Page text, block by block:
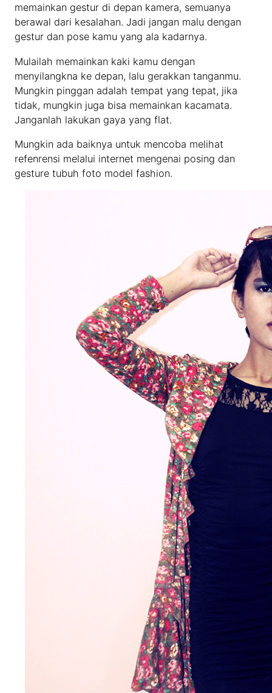
memainkan gestur di depan kamera, semuanya
berawal dari kesalahan. Jadi jangan malu dengan
gestur dan pose kamu yang ala kadarnya.
Mulailah memainkan kaki kamu dengan
menyilangkna ke depan, lalu gerakkan tanganmu.
Mungkin pinggan adalah tempat yang tepat, jika
tidak, mungkin juga bisa memainkan kacamata.
Janganlah lakukan gaya yang flat.
Mungkin ada baiknya untuk mencoba melihat
refenrensi melalui internet mengenai posing dan
gesture tubuh foto model fashion.